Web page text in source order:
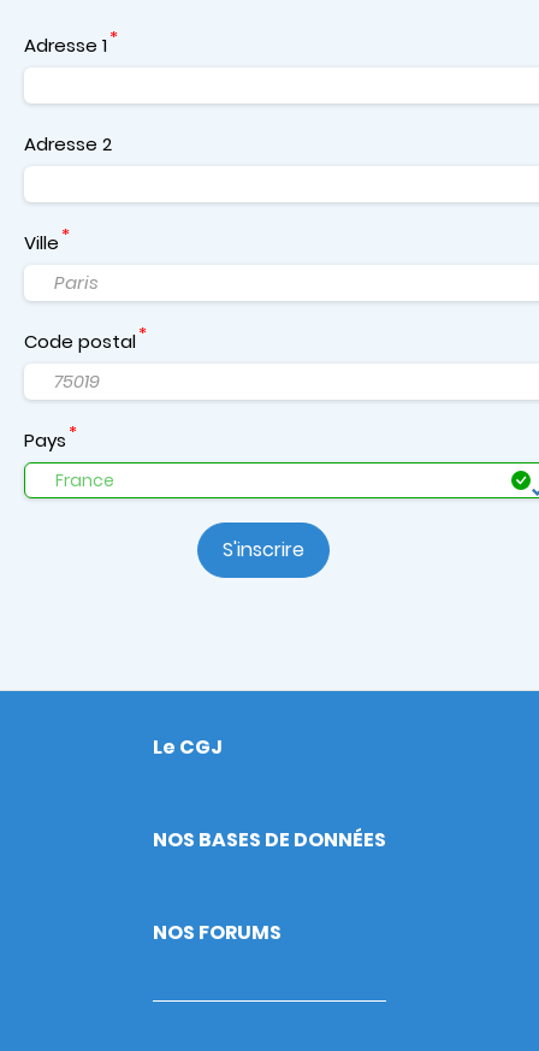
Ville
Code postal
Adresse 1
Adresse 2
Pays
S'inscrire
Footer
Le CGJ
NOS BASES DE DONNÉES
NOS FORUMS